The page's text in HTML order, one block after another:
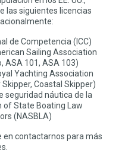
las siguientes licencias
de Competencia (ICC)
Sailing Association
ASA 101, ASA 103)
Yachting Association
Coastal Skipper)
seguridad náutica de la
of State Boating Law
(NASBLA)
en contactarnos para más